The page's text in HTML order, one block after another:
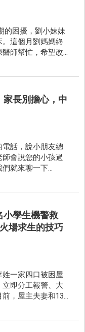
的困擾，劉小妹妹
這個月劉媽媽終
師幫忙，希望改
家長別擔心，中
話，說小朋友總
會說您的小孩過
們就來聊一下
小學生機警救
場求生的技巧
一家四口被困屋
即分工報警、大
，屋主夫妻和13